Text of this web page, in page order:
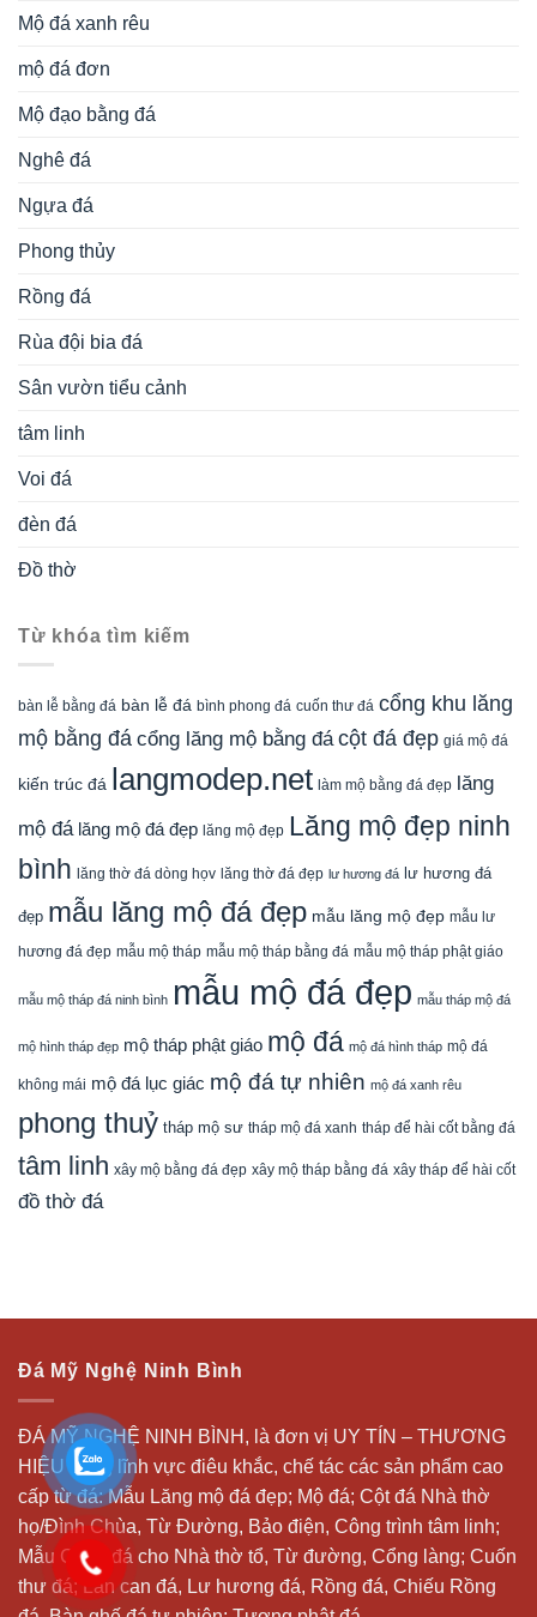
Mộ đá xanh rêu
mộ đá đơn
Mộ đạo bằng đá
Nghê đá
Ngựa đá
Phong thủy
Rồng đá
Rùa đội bia đá
Sân vườn tiểu cảnh
tâm linh
Voi đá
đèn đá
Đồ thờ
Từ khóa tìm kiếm
bàn lễ bằng đá bàn lễ đá bình phong đá cuốn thư đá cổng khu lăng
mộ bằng đá cổng lăng mộ bằng đá cột đá đẹp giá mộ đá
kiến trúc đá langmodep.net làm mộ bằng đá đẹp lăng
mộ đá lăng mộ đá đẹp lăng mộ đẹp Lăng mộ đẹp ninh
bình lăng thờ đá dòng họv lăng thờ đá đẹp lư hương đá lư hương đá
đẹp mẫu lăng mộ đá đẹp mẫu lăng mộ đẹp mẫu lư
hương đá đẹp mẫu mộ tháp mẫu mộ tháp bằng đá mẫu mộ tháp phật giáo
mẫu mộ tháp đá ninh bình mẫu mộ đá đẹp mẫu tháp mộ đá
mộ hình tháp đẹp mộ tháp phật giáo mộ đá mộ đá hình tháp mộ đá
không mái mộ đá lục giác mộ đá tự nhiên mộ đá xanh rêu
phong thuỷ tháp mộ sư tháp mộ đá xanh tháp để hài cốt bằng đá
tâm linh xây mộ bằng đá đẹp xây mộ tháp bằng đá xây tháp để hài cốt
đồ thờ đá
Đá Mỹ Nghệ Ninh Bình
ĐÁ MỸ NGHỆ NINH BÌNH, là đơn vị UY TÍN – THƯƠNG
HIỆU trong lĩnh vực điêu khắc, chế tác các sản phẩm cao
cấp từ đá: Mẫu Lăng mộ đá đẹp; Mộ đá; Cột đá Nhà thờ
họ/Đình Chùa, Từ Đường, Bảo điện, Công trình tâm linh;
Mẫu Cổng đá cho Nhà thờ tổ, Từ đường, Cổng làng; Cuốn
thư đá; Lan can đá, Lư hương đá, Rồng đá, Chiếu Rồng